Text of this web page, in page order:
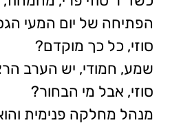
הפתיחה של יום המעי הגס
סוזי, כל כך מוקדם?
שמע, חמודי, יש הערב
סוזי, אבל מי הבחור?
מנהל מחלקה פנימית